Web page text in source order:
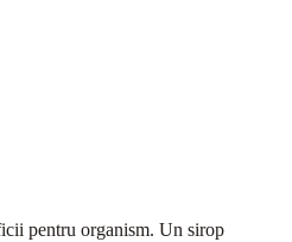
pentru organism. Un sirop